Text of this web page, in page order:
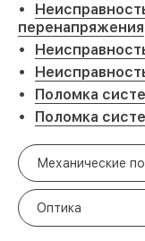
перенапряжения
Поломка
Поломка
Механические
Оптика